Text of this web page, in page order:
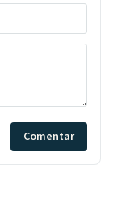
Comentar